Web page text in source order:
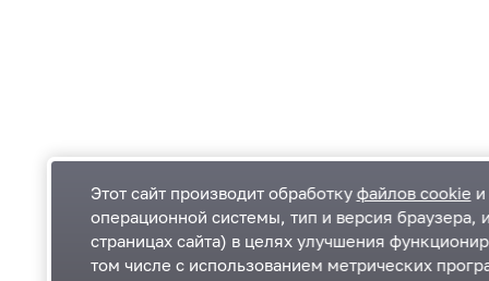
Одинцовский городской округ Московской
области
Этот сайт производит обработку файлов cookie
операционной системы, тип и версия браузера,
страницах сайта) в целях улучшения
том числе с использованием метрических